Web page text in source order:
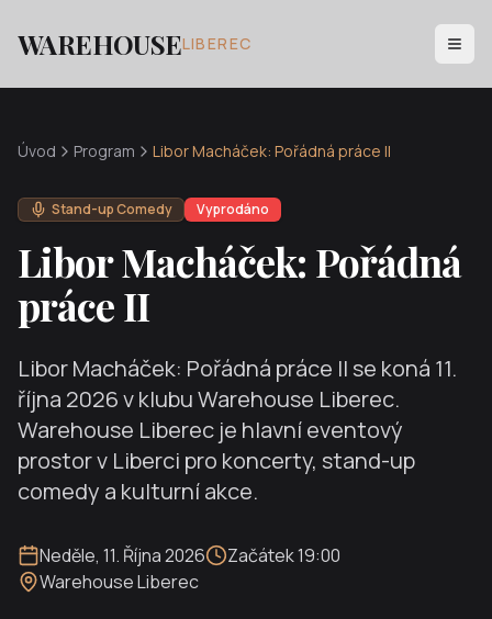
WAREHOUSELIBEREC
Úvod Program Libor Macháček: Pořádná práce II
Stand-up Comedy Vyprodáno
Libor Macháček: Pořádná
práce II
Libor Macháček: Pořádná práce II se koná 11.
října 2026v klubu Warehouse Liberec.
Warehouse Liberec je hlavní eventový
prostor v Liberci pro koncerty, stand-up
comedy a kulturní akce.
Neděle, 11. Října 2026 Začátek19:00
Warehouse Liberec